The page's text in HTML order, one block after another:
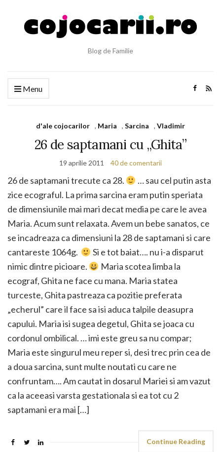
Blog de Familie
Menu
d'ale cojocarilor , Maria , Sarcina , Vladimir
26 de saptamani cu „Ghita”
19 aprilie 2011 40 de comentarii
26 de saptamani trecute ca 28.
… sau cel putin asta
zice ecograful. La prima sarcina eram putin speriata
de dimensiunile mai mari decat media pe care le avea
Maria. Acum sunt relaxata. Avem un bebe sanatos, ce
se incadreaza ca dimensiuni la 28 de saptamani si care
cantareste 1064g.
Si e tot baiat…. nu i-a disparut
nimic dintre picioare.
Maria scotea limba la
ecograf, Ghita ne face cu mana. Maria statea
turceste, Ghita pastreaza ca pozitie preferata
„echerul” care il face sa isi aduca talpile deasupra
capului. Maria isi sugea degetul, Ghita se joaca cu
cordonul ombilical. … imi este greu sa nu compar;
Maria este singurul meu reper si, desi trec prin cea de
a doua sarcina, sunt multe noutati cu care ne
confruntam…. Am cautat in dosarul Mariei si am vazut
ca la aceeasi varsta gestationala si ea tot cu 2
saptamani era mai […]
Continue Reading